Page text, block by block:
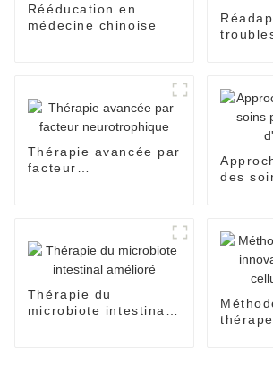
Rééducation en
médecine chinoise
Thérapie avancée par
facteur
des
Thérapie du
microbiote intestinal